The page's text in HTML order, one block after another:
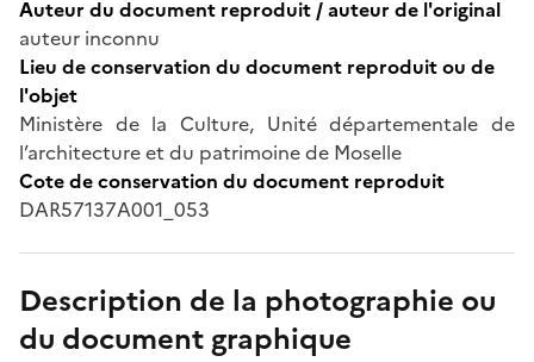
Auteur du document reproduit / auteur de l'original
auteur inconnu
Lieu de conservation du document reproduit ou de
l'objet
Ministère de la Culture, Unité départementale de
l’architecture et du patrimoine de Moselle
Cote de conservation du document reproduit
DAR57137A001_053
Description de la photographie ou
du document graphique